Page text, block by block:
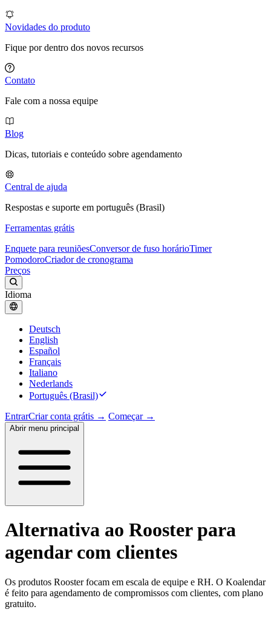
Novidades do produto
Fique por dentro dos novos recursos
Contato
Fale com a nossa equipe
Blog
Dicas, tutoriais e conteúdo sobre agendamento
Central de ajuda
Respostas e suporte em português (Brasil)
Ferramentas grátis
Enquete para reuniõesConversor de fuso horárioTimer
PomodoroCriador de cronograma
Preços
Idioma
Deutsch
English
Español
Français
Italiano
Nederlands
Português (Brasil)
EntrarCriar conta grátis → Começar →
Abrir menu principal
Alternativa ao Roosterpara
agendar com clientes
Os produtos Rooster focam em escala de equipe e RH. O Koalendar
é feito para agendamento de compromissos com clientes, com plano
gratuito.